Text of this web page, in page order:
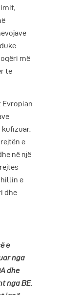
më
të
Evropian
kufizuar.
e
në një
e
dhe
e
nga
dhe
nga BE.